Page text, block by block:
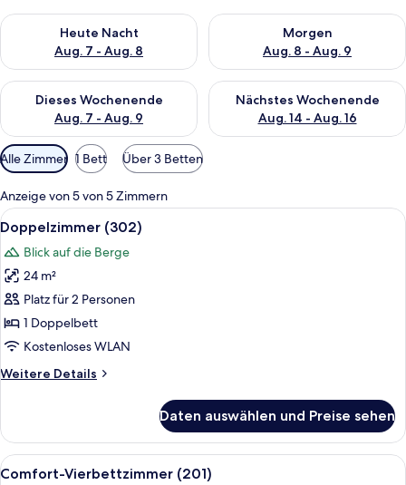
Heute Nacht
Aug. 7 - Aug. 8
Überprüfe die Verfügbarkeit für heute Nacht, Aug. 7 - Aug. 8.
Morgen
Aug. 8 - Aug. 9
Überprüfe die Verfügbarkeit
Dieses Wochenende
Aug. 7 - Aug. 9
Überprüfe die Verfügbarkeit für dieses Wochenende, Aug. 7
Nächstes Wochenende
Aug. 14 - Aug. 16
Überprüfe die Verfügbarkeit
Verfügbare
Filter
für
Zimmer
Alle Zimmer 1 Bett Über 3 Betten
Anzeige von 5 von 5 Zimmern
Alle
Fotos
für
Doppelzimmer
(302)
anzeigen
Ein Balkon mit Holztisch, einem
7
Doppelzimmer (302)
Blick auf die Berge
24 m²
Platz für 2 Personen
1 Doppelbett
Kostenloses WLAN
Weitere Details
Weitere
(302)
Daten auswählen und Preise sehen
Alle
Comfort-Vierbettzimmer (201) |
8
Comfort-Vierbettzimmer (201)